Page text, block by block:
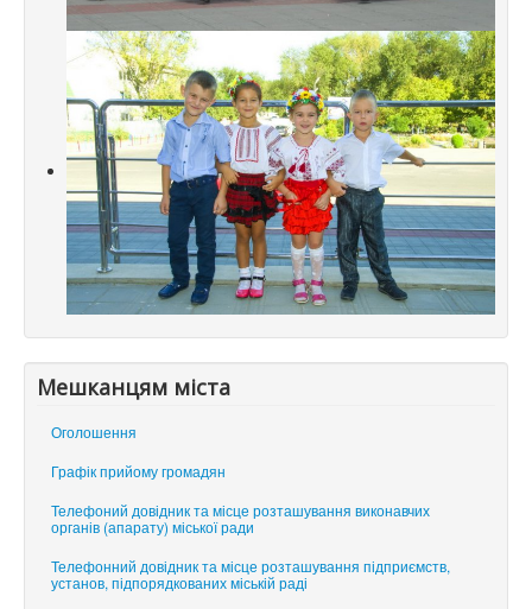
Мешканцям міста
Оголошення
Графік прийому громадян
Телефоний довідник та місце розташування виконавчих
органів (апарату) міської ради
Телефонний довідник та місце розташування підприємств,
установ, підпорядкованих міській раді